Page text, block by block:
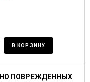
В КОРЗИНУ
ПОВРЕЖДЕННЫХ